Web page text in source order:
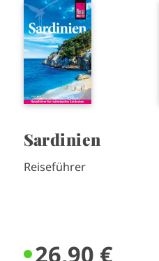
I
m
a
g
e
Sardinien
Reiseführer
26,90 €